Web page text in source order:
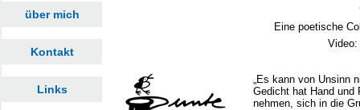
über mich
Kontakt
Links
Eine poetische
Video:
„Es kann von Unsinn
Gedicht hat Hand und
nehmen, sich in die